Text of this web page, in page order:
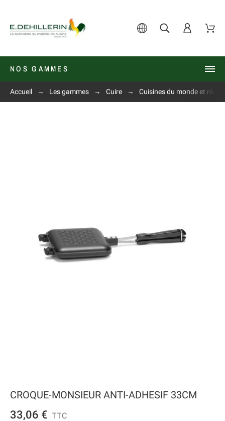
NOS GAMMES
Accueil Les gammes Cuire Cuisines du monde et
CROQUE-MONSIEUR ANTI-ADHESIF 33CM
33,06 € TTC